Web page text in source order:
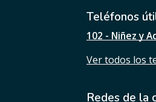
l
s
a
Teléfonos
102 - Niñez y
Ver todos los
Redes de la